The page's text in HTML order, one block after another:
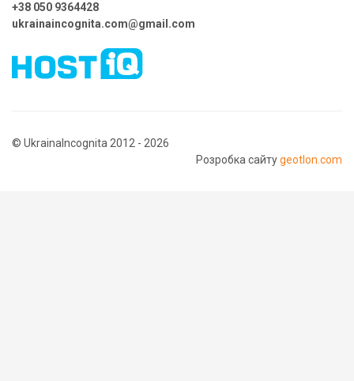
+38 050 9364428
ukrainaincognita.com@gmail.com
© UkrainaIncognita 2012 - 2026
Розробка сайтуgeotlon.com